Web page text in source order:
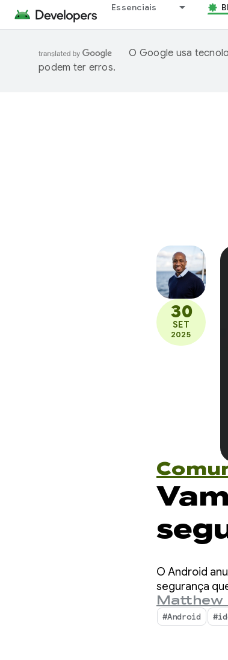
Essenciais
O Google usa
podem ter erros.
30
SET
2025
O Android
segurança
Matthew
#Android